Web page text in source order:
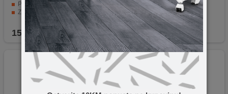
Presjek kabela 1,5mm² za pouzdanost.
Zaštita za djecu i IP20 zaštita.
Visoka snaga za rad na 250 V ~ / 16 A / 3500 W.
15,90 KM
Osvjetljen glavni prekidač
2 x USB 5 V DC utičnice
Savitljivi, podesivi razdjeljnik
49,90 KM